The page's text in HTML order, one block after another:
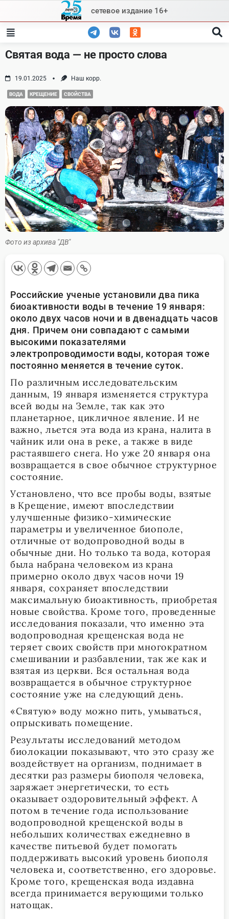
content
сетевое издание 16+
Святая вода — не просто слова
19.01.2025 Наш корр.
ВОДА КРЕЩЕНИЕ СВОЙСТВА
Фото из архива "ДВ"
Российские ученые установили два пика
биоактивности воды в течение 19 января:
около двух часов ночи и в двенадцать часов
дня. Причем они совпадают с самыми
высокими показателями
электропроводимости воды, которая тоже
постоянно меняется в течение суток.
По различным исследовательским
данным, 19 января изменяется структура
всей воды на Земле, так как это
планетарное, цикличное явление. И не
важно, льется эта вода из крана, налита в
чайник или она в реке, а также в виде
растаявшего снега. Но уже 20 января она
возвращается в свое обычное структурное
состояние.
Установлено, что все пробы воды, взятые
в Крещение, имеют впоследствии
улучшенные физико-химические
параметры и увеличенное биополе,
отличные от водопроводной воды в
обычные дни. Но только та вода, которая
была набрана человеком из крана
примерно около двух часов ночи 19
января, сохраняет впоследствии
максимальную биоактивность, приобретая
новые свойства. Кроме того, проведенные
исследования показали, что именно эта
водопроводная крещенская вода не
теряет своих свойств при многократном
смешивании и разбавлении, так же как и
взятая из церкви. Вся остальная вода
возвращается в обычное структурное
состояние уже на следующий день.
«Святую» воду можно пить, умываться,
опрыскивать помещение.
Результаты исследований методом
биолокации показывают, что это сразу же
воздействует на организм, поднимает в
десятки раз размеры биополя человека,
заряжает энергетически, то есть
оказывает оздоровительный эффект. А
потом в течение года использование
водопроводной крещенской воды в
небольших количествах ежедневно в
качестве питьевой будет помогать
поддерживать высокий уровень биополя
человека и, соответственно, его здоровье.
Кроме того, крещенская вода издавна
всегда принимается верующими только
натощак.